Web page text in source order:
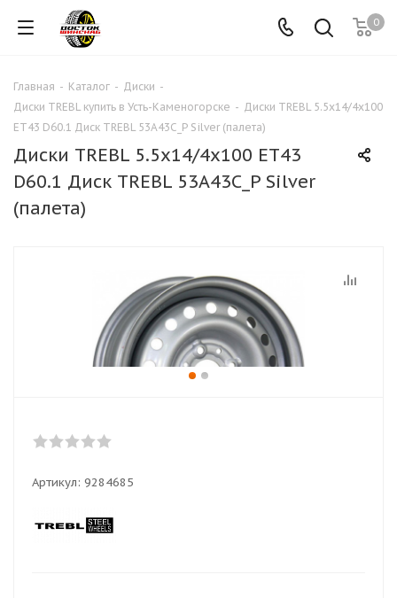
0
Главная - Каталог - Диски -
Диски TREBL купить в Усть-Каменогорске - Диски TREBL 5.5x14/4х100
ET43 D60.1 Диск TREBL 53A43C_P Silver (палета)
Диски TREBL 5.5x14/4х100 ET43
D60.1 Диск TREBL 53A43C_P Silver
(палета)
Артикул: 9284685